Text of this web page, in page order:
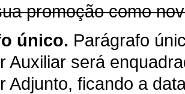
promoção como
único. Parágrafo
Auxiliar será
Adjunto, ficando a